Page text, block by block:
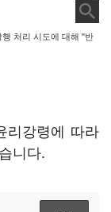
처리 시도에 대해 "반
리강령에 따라
니다.